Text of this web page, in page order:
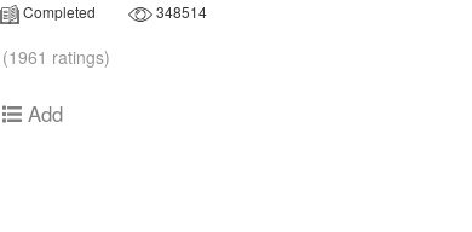
Completed 348514
(1961 ratings)
Add